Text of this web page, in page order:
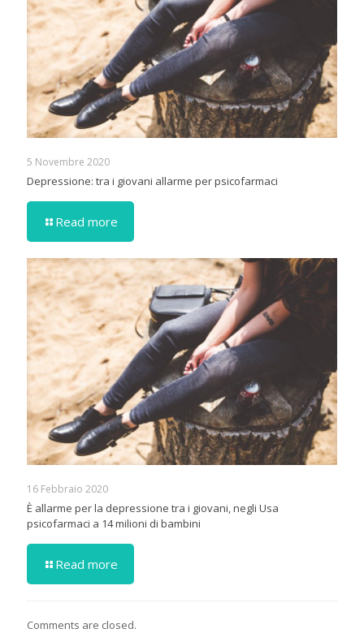
5 Novembre 2020
Depressione: tra i giovani allarme per psicofarmaci
Read more
16 Febbraio 2020
È allarme per la depressione tra i giovani, negli Usa
psicofarmaci a 14 milioni di bambini
Read more
Comments are closed.